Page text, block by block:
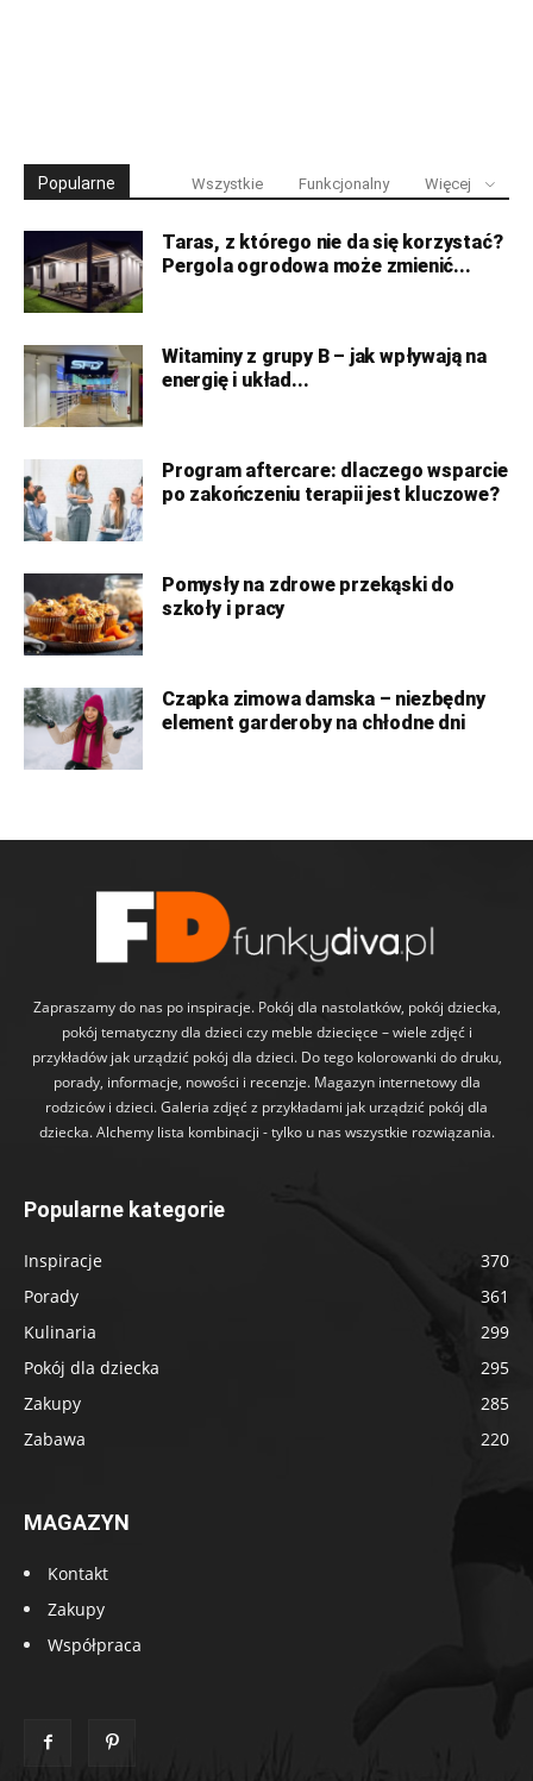
Popularne Wszystkie Funkcjonalny Więcej
Taras, z którego nie da się korzystać?
Pergola ogrodowa może zmienić...
Witaminy z grupy B – jak wpływają na
energię i układ...
Program aftercare: dlaczego wsparcie
po zakończeniu terapii jest kluczowe?
Pomysły na zdrowe przekąski do
szkoły i pracy
Czapka zimowa damska – niezbędny
element garderoby na chłodne dni
Zapraszamy do nas po inspiracje. Pokój dla nastolatków, pokój dziecka,
pokój tematyczny dla dzieci czy meble dziecięce – wiele zdjęć i
przykładów jak urządzić pokój dla dzieci. Do tego kolorowanki do druku,
porady, informacje, nowości i recenzje. Magazyn internetowy dla
rodziców i dzieci. Galeria zdjęć z przykładami jak urządzić pokój dla
dziecka. Alchemy lista kombinacji - tylko u nas wszystkie rozwiązania.
Popularne kategorie
Inspiracje
370
Porady
361
Kulinaria
299
Pokój dla dziecka
295
Zakupy
285
Zabawa
220
MAGAZYN
Kontakt
Zakupy
Współpraca